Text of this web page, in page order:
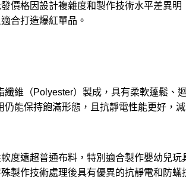
價格因設計複雜度和製作技術水平差異明
合打造爆紅單品。
維（Polyester）製成，具有柔軟蓬鬆、迴
能保持飽滿形態，且抗靜電性能更好，減
度遠超普通布料，特別適合製作嬰幼兒玩
製作技術處理後具有優異的抗靜電和防蟎